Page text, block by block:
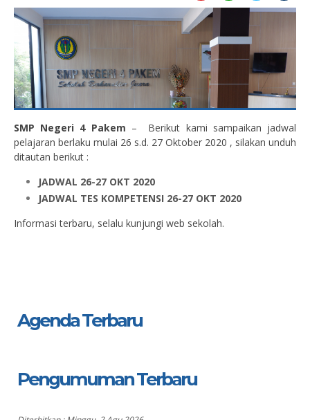
SMP Negeri 4 Pakem – Berikut kami sampaikan jadwal
pelajaran berlaku mulai 26 s.d. 27 Oktober 2020 , silakan unduh
ditautan berikut :
JADWAL 26-27 OKT 2020
JADWAL TES KOMPETENSI 26-27 OKT 2020
Informasi terbaru, selalu kunjungi web sekolah.
Agenda Terbaru
Pengumuman Terbaru